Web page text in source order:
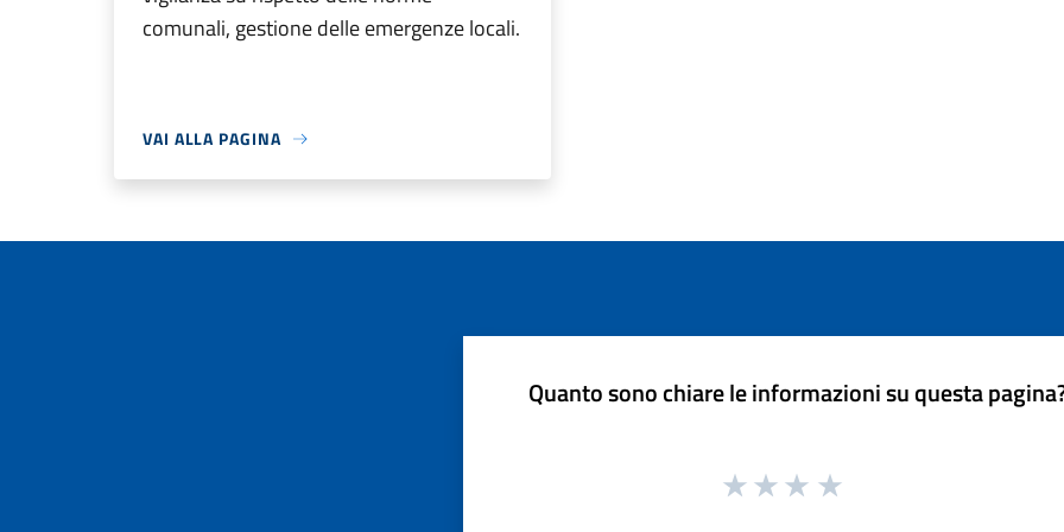
comunali, gestione delle emergenze locali.
VAI ALLA PAGINA
Quanto sono chiare le informazioni su questa